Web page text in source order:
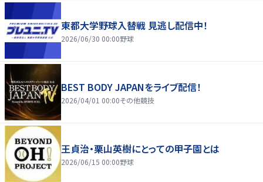
東都大学野球入替戦 見逃し配信中！
2026/06/30 00:00野球
BEST BODY JAPANをライブ配信！
2026/04/01 00:00その他競技
王貞治・栗山英樹にとっての甲子園とは
2026/06/15 00:00野球